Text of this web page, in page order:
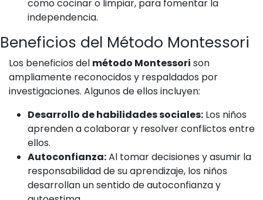
como cocinar o limpiar, para fomentar la
independencia.
Beneficios del Método Montessori
Los beneficios del método Montessori son
ampliamente reconocidos y respaldados por
investigaciones. Algunos de ellos incluyen:
Desarrollo de habilidades sociales: Los niños
aprenden a colaborar y resolver conflictos entre
ellos.
Autoconfianza:Al tomar decisiones y asumir la
responsabilidad de su aprendizaje, los niños
desarrollan un sentido de autoconfianza y